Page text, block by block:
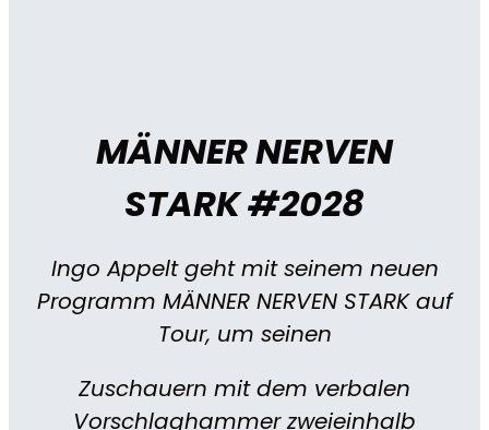
MÄNNER NERVEN
STARK #2028
Ingo Appelt geht mit seinem neuen
Programm MÄNNER NERVEN STARK auf
Tour, um seinen
Zuschauern mit dem verbalen
Vorschlaghammer zweieinhalb